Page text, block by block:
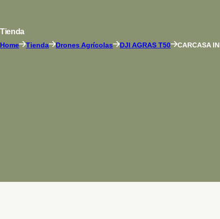
Tienda
Home Tienda Drones Agrícolas DJI AGRAS T50 CARCASA